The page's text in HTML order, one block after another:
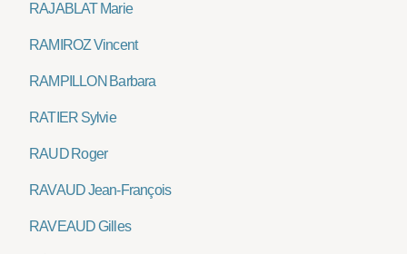
RAJABLAT Marie
RAMIROZ Vincent
RAMPILLON Barbara
RATIER Sylvie
RAUD Roger
RAVAUD Jean-François
RAVEAUD Gilles